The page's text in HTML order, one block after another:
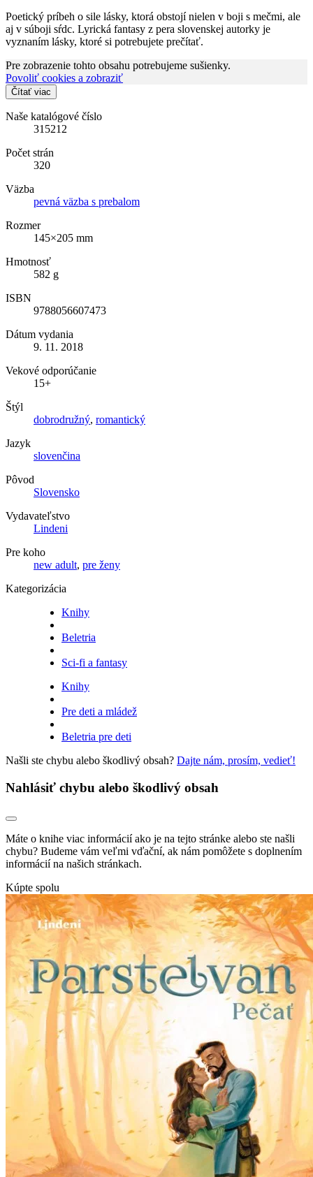
Poetický príbeh o sile lásky, ktorá obstojí nielen v boji s mečmi, ale
aj v súboji sŕdc. Lyrická fantasy z pera slovenskej autorky je
vyznaním lásky, ktoré si potrebujete prečítať.
Pre zobrazenie tohto obsahu potrebujeme sušienky.
Povoliť cookies a zobraziť
Čítať viac
Naše katalógové číslo
315212
Počet strán
320
Väzba
pevná väzba s prebalom
Rozmer
145×205 mm
Hmotnosť
582 g
ISBN
9788056607473
Dátum vydania
9. 11. 2018
Vekové odporúčanie
15+
Štýl
dobrodružný, romantický
Jazyk
slovenčina
Pôvod
Slovensko
Vydavateľstvo
Lindeni
Pre koho
new adult, pre ženy
Kategorizácia
Knihy
Beletria
Sci-fi a fantasy
Knihy
Pre deti a mládež
Beletria pre deti
Našli ste chybu alebo škodlivý obsah? Dajte nám, prosím, vedieť!
Nahlásiť chybu alebo škodlivý obsah
Máte o knihe viac informácií ako je na tejto stránke alebo ste našli
chybu? Budeme vám veľmi vďační, ak nám pomôžete s doplnením
informácií na našich stránkach.
Kúpte spolu